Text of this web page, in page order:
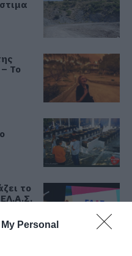
Personal
Το
το
ειδήσεις